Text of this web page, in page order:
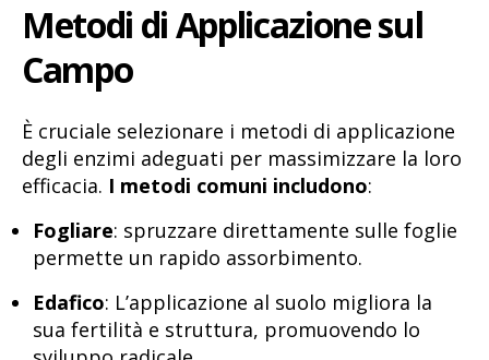
Metodi di Applicazione sul
Campo
È cruciale selezionare i metodi di applicazione
degli enzimi adeguati per massimizzare la loro
efficacia. I metodi comuni includono:
Fogliare: spruzzare direttamente sulle foglie
permette un rapido assorbimento.
Edafico: L’applicazione al suolo migliora la
sua fertilità e struttura, promuovendo lo